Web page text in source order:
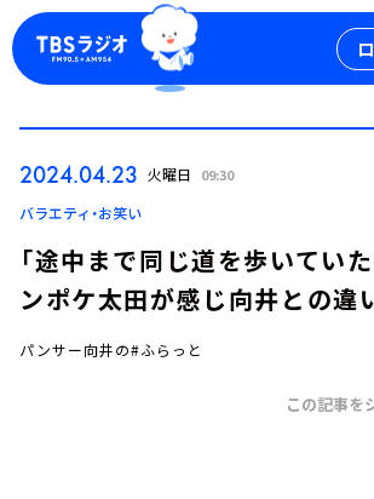
ログイン
2024.04.23 火曜日 09:30
バラエティ・お笑い
「途中まで同じ道を歩いてい
ンポケ太田が感じ向井との違
パンサー向井の#ふらっと
この記事を